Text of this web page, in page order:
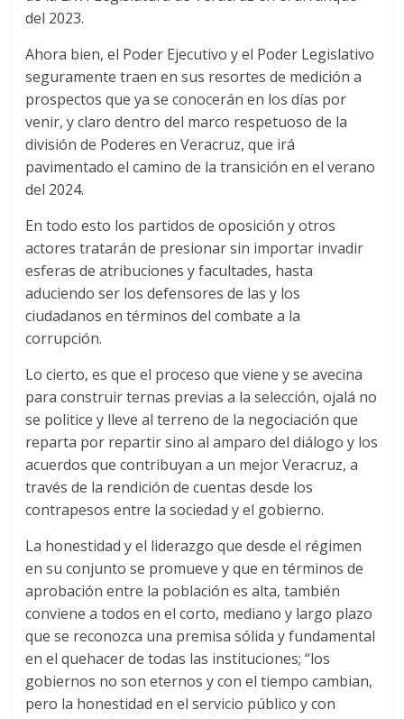
del 2023.
Ahora bien, el Poder Ejecutivo y el Poder Legislativo
seguramente traen en sus resortes de medición a
prospectos que ya se conocerán en los días por
venir, y claro dentro del marco respetuoso de la
división de Poderes en Veracruz, que irá
pavimentado el camino de la transición en el verano
del 2024.
En todo esto los partidos de oposición y otros
actores tratarán de presionar sin importar invadir
esferas de atribuciones y facultades, hasta
aduciendo ser los defensores de las y los
ciudadanos en términos del combate a la
corrupción.
Lo cierto, es que el proceso que viene y se avecina
para construir ternas previas a la selección, ojalá no
se politice y lleve al terreno de la negociación que
reparta por repartir sino al amparo del diálogo y los
acuerdos que contribuyan a un mejor Veracruz, a
través de la rendición de cuentas desde los
contrapesos entre la sociedad y el gobierno.
La honestidad y el liderazgo que desde el régimen
en su conjunto se promueve y que en términos de
aprobación entre la población es alta, también
conviene a todos en el corto, mediano y largo plazo
que se reconozca una premisa sólida y fundamental
en el quehacer de todas las instituciones; “los
gobiernos no son eternos y con el tiempo cambian,
pero la honestidad en el servicio público y con